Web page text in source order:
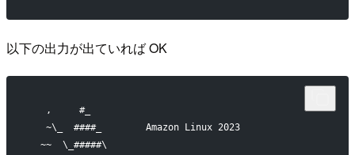
以下の出力が出ていれば OK
   ,     #_
   ~\_  ####_        Amazon Linux 2023
  ~~  \_#####\